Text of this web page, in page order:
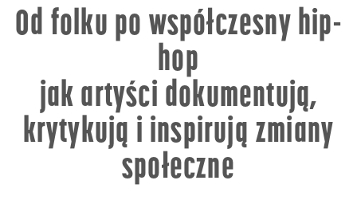
Od folku po współczesny hip-
hop
jak artyści dokumentują,
krytykują i inspirują zmiany
społeczne